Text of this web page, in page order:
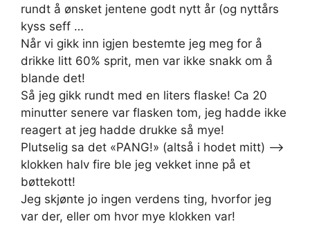
rundt å ønsket jentene godt nytt år (og nyttårs
kyss seff …
Når vi gikk inn igjen bestemte jeg meg for å
drikke litt 60% sprit, men var ikke snakk om å
blande det!
Så jeg gikk rundt med en liters flaske! Ca 20
minutter senere var flasken tom, jeg hadde ikke
reagert at jeg hadde drukke så mye!
Plutselig sa det «PANG!» (altså i hodet mitt) ——>
klokken halv fire ble jeg vekket inne på et
bøttekott!
Jeg skjønte jo ingen verdens ting, hvorfor jeg
var der, eller om hvor mye klokken var!